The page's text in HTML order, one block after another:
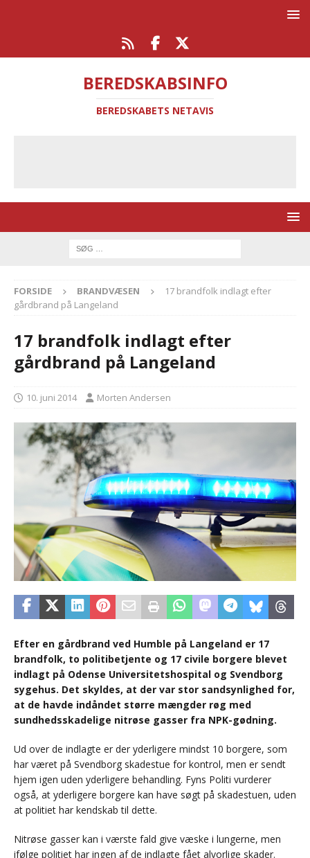
BEREDSKABSINFO
BEREDSKABETS NETAVIS
FORSIDE BRANDVÆSEN
17 brandfolk indlagt efter
gårdbrand på Langeland
17 brandfolk indlagt efter
gårdbrand på Langeland
10. juni 2014 Morten Andersen
Efter en gårdbrand ved Humble på Langeland er 17
brandfolk, to politibetjente og 17 civile borgere blevet
indlagt på Odense Universitetshospital og Svendborg
sygehus. Det skyldes, at der var stor sandsynlighed for,
at de havde indåndet større mængder røg med
sundhedsskadelige nitrøse gasser fra NPK-gødning.
Ud over de indlagte er der yderligere mindst 10 borgere, som
har været på Svendborg skadestue for kontrol, men er sendt
hjem igen uden yderligere behandling. Fyns Politi vurderer
også, at yderligere borgere kan have søgt på skadestuen, uden
at politiet har kendskab til dette.
Nitrøse gasser kan i værste fald give væske i lungerne, men
ifølge politiet har ingen af de indlagte fået alvorlige skader.